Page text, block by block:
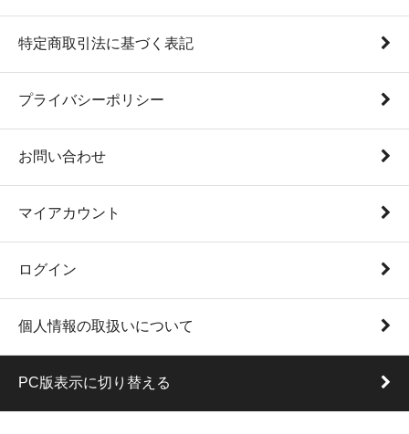
特定商取引法に基づく表記
プライバシーポリシー
お問い合わせ
マイアカウント
ログイン
個人情報の取扱いについて
PC版表示に切り替える